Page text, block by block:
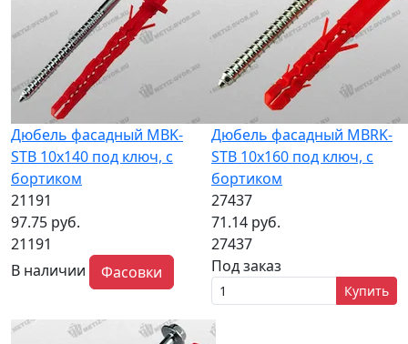
Дюбель фасадный MBK-
STB 10х140 под ключ, с
бортиком
21191
97.75 руб.
21191
В наличии
Фасовки
Дюбель фасадный MBRK-
STB 10х160 под ключ, с
бортиком
27437
71.14 руб.
27437
Под заказ
Купить